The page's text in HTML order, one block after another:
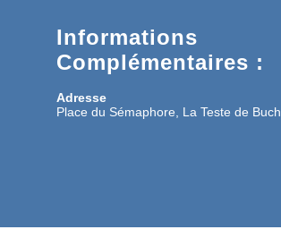
Informations
Complémentaires :
Adresse
Place du Sémaphore, La Teste de Buch